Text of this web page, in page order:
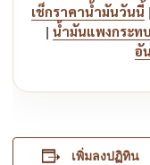
เช็กราคาน้ำมันวันนี้ |
| น้ำมันแพงกระท
อั
เพิ่มลงปฏิทิน